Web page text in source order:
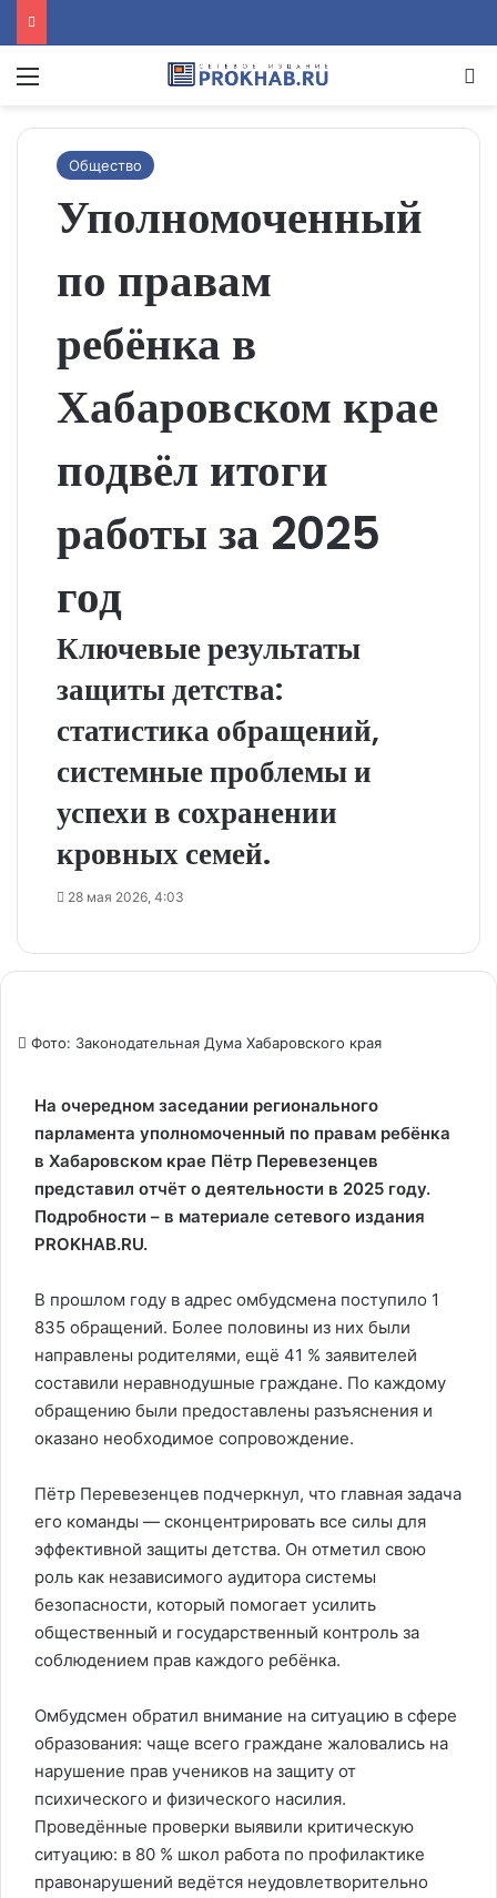
Menu
Общество
Уполномоченный
по правам
ребёнка в
Хабаровском крае
подвёл итоги
работы за 2025
год
Ключевые результаты
защиты детства:
статистика обращений,
системные проблемы и
успехи в сохранении
кровных семей.
28 мая 2026, 4:03
Фото: Законодательная Дума Хабаровского края
На очередном заседании регионального
парламента уполномоченный по правам ребёнка
в Хабаровском крае Пётр Перевезенцев
представил отчёт о деятельности в 2025 году.
Подробности – в материале сетевого издания
PROKHAB.RU.
В прошлом году в адрес омбудсмена поступило 1
835 обращений. Более половины из них были
направлены родителями, ещё 41 % заявителей
составили неравнодушные граждане. По каждому
обращению были предоставлены разъяснения и
оказано необходимое сопровождение.
Пётр Перевезенцев подчеркнул, что главная задача
его команды — сконцентрировать все силы для
эффективной защиты детства. Он отметил свою
роль как независимого аудитора системы
безопасности, который помогает усилить
общественный и государственный контроль за
соблюдением прав каждого ребёнка.
Омбудсмен обратил внимание на ситуацию в сфере
образования: чаще всего граждане жаловались на
нарушение прав учеников на защиту от
психического и физического насилия.
Проведённые проверки выявили критическую
ситуацию: в 80 % школ работа по профилактике
правонарушений ведётся неудовлетворительно